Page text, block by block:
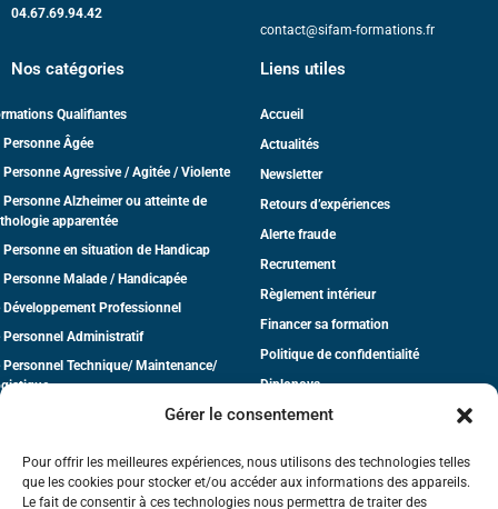
Gérer le consentement
Pour offrir les meilleures expériences, nous utilisons des technologies telles
que les cookies pour stocker et/ou accéder aux informations des appareils.
Le fait de consentir à ces technologies nous permettra de traiter des
04.67.69.94.42
contact@sifam-formations.fr
Nos catégories
Qualifiantes
Personne Âgée
Personne Agressive / Agitée / Violente
Personne Alzheimer ou atteinte de
apparentée
Personne en situation de Handicap
Personne Malade / Handicapée
Développement Professionnel
Personnel Administratif
Personnel Technique/ Maintenance/
Liens utiles
Accueil
Actualités
Newsletter
Retours d’expériences
Alerte fraude
Recrutement
Règlement intérieur
Financer sa formation
Politique de confidentialité
Diplonova
CGV